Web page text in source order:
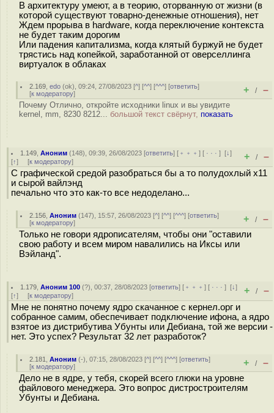
В архитектуру умеют, а в теорию, оторванную от жизни (в
которой существуют товарно-денежные отношения), нет
Ждем прорыва в hardware, когда переключение контекста
не будет таким дорогим
Или падения капитализма, когда клятый буржуй не будет
трястись над копейкой, заработанной от оверселлинга
виртуалок в облаках
2.169 ,edo (ok), 09:24, 27/08/2023 [^] [^^] [^^^] [ответить]
[к модератору] + / –
Почему Отлично, откройте исходники linux и вы увидите
kernel, mm, 8230 8212... большой текст свёрнут, показать
1.149 ,Аноним (148), 09:39, 26/08/2023 [ответить] [ ﹢﹢﹢] [ · · ·][↓]
[↑] [к модератору] + / –
С графической средой разобраться бы а то полудохлый х11
и сырой вайлэнд
печально что это как-то все недоделано...
2.156 ,Аноним (147), 15:57, 26/08/2023 [^] [^^] [^^^] [ответить]
[к модератору] + / –
Только не говори ядрописателям, чтобы они "оставили
свою работу и всем миром навалились на Иксы или
Вэйланд".
1.179 ,Аноним 100 (?), 00:37, 28/08/2023 [ответить] [ ﹢﹢﹢] [ · · ·][↓]
[↑] [к модератору] + / –
Мне не понятно почему ядро скачанное с кернел.орг и
собранное самим, обеспечивает подключение ифона, а ядро
взятое из дистрибутива Убунты или Дебиана, той же версии -
нет. Это успех? Результат 32 лет разработок?
2.181 ,Аноним (-), 07:15, 28/08/2023 [^] [^^] [^^^] [ответить]
[к модератору] + / –
Дело не в ядре, у тебя, скорей всего глюки на уровне
файлового менеджера. Это вопрос дистростроителям
Убунты и Дебиана.